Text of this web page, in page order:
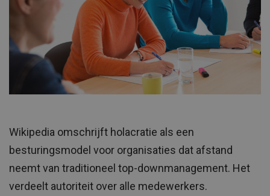
Wikipedia omschrijft holacratie als een
besturingsmodel voor organisaties dat afstand
neemt van traditioneel top-downmanagement. Het
verdeelt autoriteit over alle medewerkers.